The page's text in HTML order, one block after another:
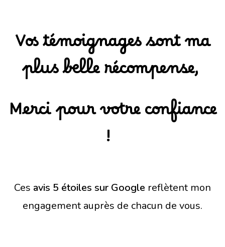
Vos témoignages sont ma
plus belle récompense,
Merci pour votre confiance
!
Ces avis 5 étoiles sur Google reflètent mon
engagement auprès de chacun de vous.